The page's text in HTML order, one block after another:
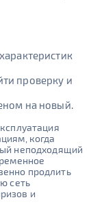
проверку и
на новый.
когда
неподходящий
продлить
сеть
и